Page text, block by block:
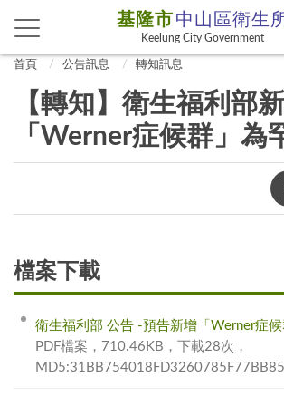
基隆市 中山區衛生
Keelung City Government
首頁 公告訊息 轉知訊息
【轉知】衛生福利部
「Werner症候群」為
檔案下載
衛生福利部 公告 -預告新增「Werner症
PDF檔案，710.46KB，下載28次，